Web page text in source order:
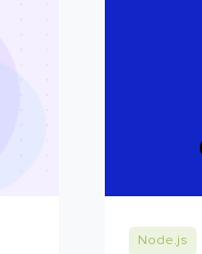
Node.js